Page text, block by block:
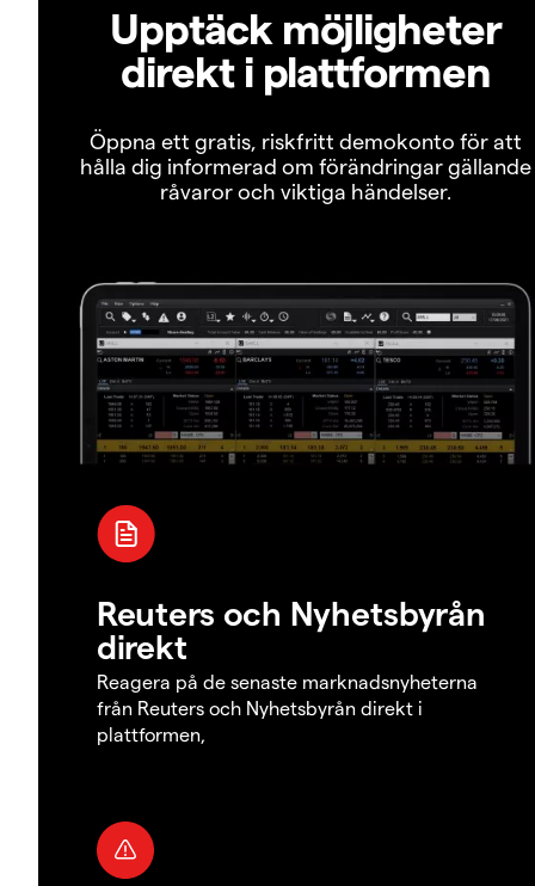
Upptäck möjligheter
direkt i plattformen
Öppna ett gratis, riskfritt demokonto för att
hålla dig informerad om förändringar gällande
råvaror och viktiga händelser.
Reuters och Nyhetsbyrån
direkt
Reagera på de senaste marknadsnyheterna
från Reuters och Nyhetsbyrån direkt i
plattformen,